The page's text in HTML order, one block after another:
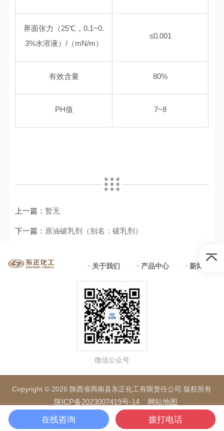
界面张力（25℃，0.1~0.
3%水溶液）/（mN/m）
≤0.001
有效含量 80%
PH值 7~8
上一篇：暂无
下一篇： 原油破乳剂（别名：破乳剂）
关于我们 产品中心 新闻中心
微信公众号
Copyright © 2026 陕西省商南县东正化工有限责任公司 版权所有
陕ICP备2023007419号-14 网站地图
在线咨询 拨打电话